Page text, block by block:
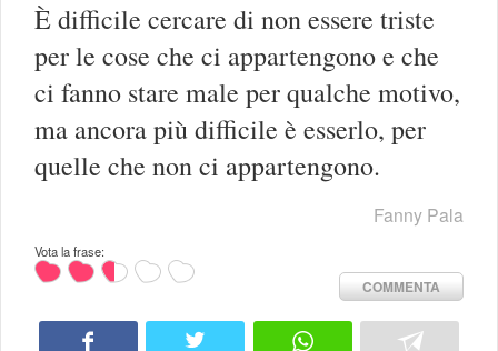
È difficile cercare di non essere triste
per le cose che ci appartengono e che
ci fanno stare male per qualche motivo,
ma ancora più difficile è esserlo, per
quelle che non ci appartengono.
Fanny Pala
Vota la frase:
COMMENTA